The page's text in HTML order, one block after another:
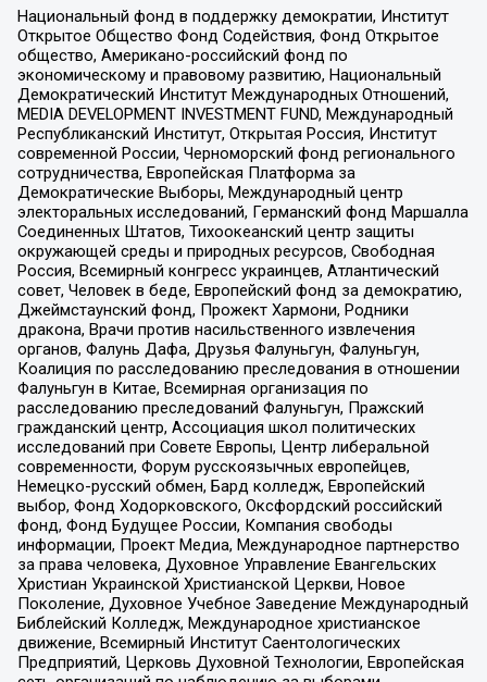
Национальный фонд в поддержку демократии, Институт
Открытое Общество Фонд Содействия, Фонд Открытое
общество, Американо-российский фонд по
экономическому и правовому развитию, Национальный
Демократический Институт Международных Отношений,
MEDIA DEVELOPMENT INVESTMENT FUND, Международный
Республиканский Институт, Открытая Россия, Институт
современной России, Черноморский фонд регионального
сотрудничества, Европейская Платформа за
Демократические Выборы, Международный центр
электоральных исследований, Германский фонд Маршалла
Соединенных Штатов, Тихоокеанский центр защиты
окружающей среды и природных ресурсов, Свободная
Россия, Всемирный конгресс украинцев, Атлантический
совет, Человек в беде, Европейский фонд за демократию,
Джеймстаунский фонд, Прожект Хармони, Родники
дракона, Врачи против насильственного извлечения
органов, Фалунь Дафа, Друзья Фалуньгун, Фалуньгун,
Коалиция по расследованию преследования в отношении
Фалуньгун в Китае, Всемирная организация по
расследованию преследований Фалуньгун, Пражский
гражданский центр, Ассоциация школ политических
исследований при Совете Европы, Центр либеральной
современности, Форум русскоязычных европейцев,
Немецко-русский обмен, Бард колледж, Европейский
выбор, Фонд Ходорковского, Оксфордский российский
фонд, Фонд Будущее России, Компания свободы
информации, Проект Медиа, Международное партнерство
за права человека, Духовное Управление Евангельских
Христиан Украинской Христианской Церкви, Новое
Поколение, Духовное Учебное Заведение Международный
Библейский Колледж, Международное христианское
движение, Всемирный Институт Саентологических
Предприятий, Церковь Духовной Технологии, Европейская